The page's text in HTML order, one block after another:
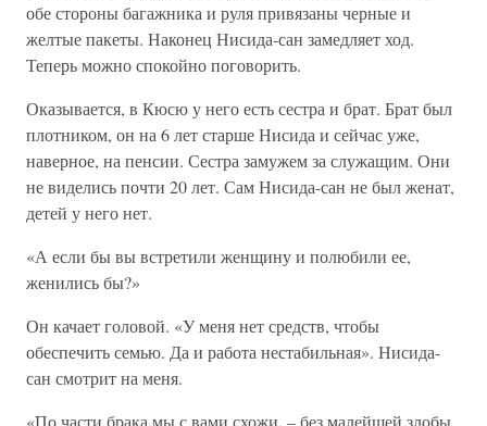
обе стороны багажника и руля привязаны черные и
желтые пакеты. Наконец Нисида-сан замедляет ход.
Теперь можно спокойно поговорить.
Оказывается, в Кюсю у него есть сестра и брат. Брат был
плотником, он на 6 лет старше Нисида и сейчас уже,
наверное, на пенсии. Сестра замужем за служащим. Они
не виделись почти 20 лет. Сам Нисида-сан не был женат,
детей у него нет.
«А если бы вы встретили женщину и полюбили ее,
женились бы?»
Он качает головой. «У меня нет средств, чтобы
обеспечить семью. Да и работа нестабильная». Нисида-
сан смотрит на меня.
«По части брака мы с вами схожи, – без малейшей злобы